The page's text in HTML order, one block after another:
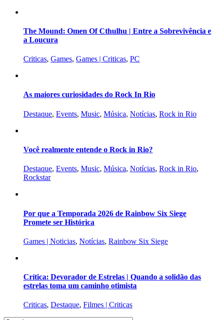
The Mound: Omen Of Cthulhu | Entre a Sobrevivência e
a Loucura
Criticas, Games, Games | Criticas, PC
As maiores curiosidades do Rock In Rio
Destaque, Events, Music, Música, Notícias, Rock in Rio
Você realmente entende o Rock in Rio?
Destaque, Events, Music, Música, Notícias, Rock in Rio,
Rockstar
Por que a Temporada 2026 de Rainbow Six Siege
Promete ser Histórica
Games | Noticias, Notícias, Rainbow Six Siege
Crítica: Devorador de Estrelas | Quando a solidão das
estrelas toma um caminho otimista
Criticas, Destaque, Filmes | Criticas